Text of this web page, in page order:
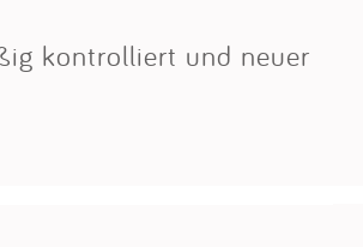
kontrolliert und neuer